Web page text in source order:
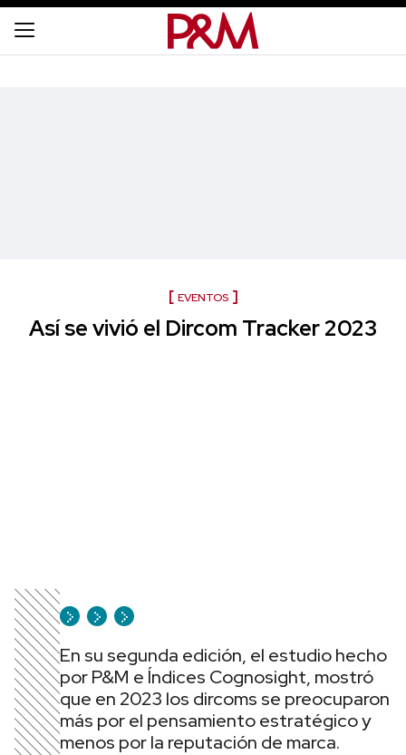
EVENTOS
Así se vivió el Dircom Tracker 2023
En su segunda edición, el estudio hecho
por P&M e Índices Cognosight, mostró
que en 2023 los dircoms se preocuparon
más por el pensamiento estratégico y
menos por la reputación de marca.